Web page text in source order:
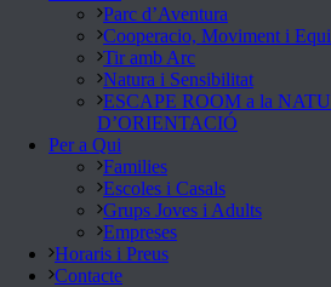
Parc d’Aventura
Cooperacio, Moviment i
Tir amb Arc
Natura i Sensibilitat
ESCAPE ROOM a la
D’ORIENTACIÓ
Per a Qui
Families
Escoles i Casals
Grups Joves i Adults
Empreses
Horaris i Preus
Contacte